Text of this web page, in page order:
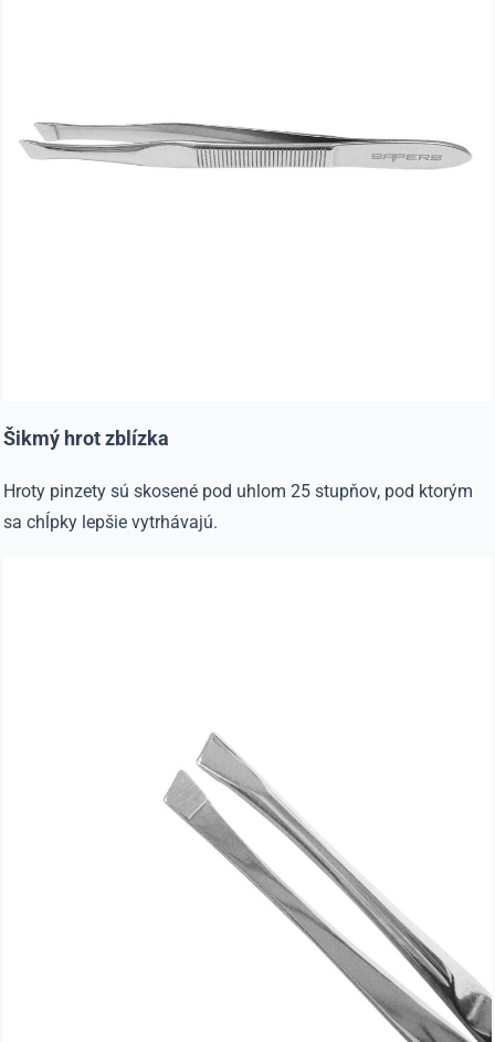
Šikmý hrot zblízka
Hroty pinzety sú skosené pod uhlom 25 stupňov, pod ktorým
sa chĺpky lepšie vytrhávajú.